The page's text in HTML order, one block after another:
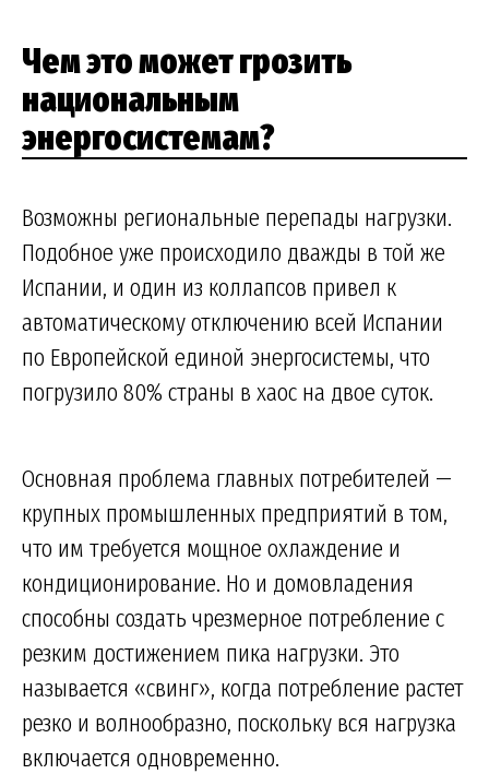
Чем это может грозить
национальным
энергосистемам?
Возможны региональные перепады нагрузки.
Подобное уже происходило дважды в той же
Испании, и один из коллапсов привел к
автоматическому отключению всей Испании
по Европейской единой энергосистемы, что
погрузило 80% страны в хаос на двое суток.
Основная проблема главных потребителей —
крупных промышленных предприятий в том,
что им требуется мощное охлаждение и
кондиционирование. Но и домовладения
способны создать чрезмерное потребление с
резким достижением пика нагрузки. Это
называется «свинг», когда потребление растет
резко и волнообразно, поскольку вся нагрузка
включается одновременно.